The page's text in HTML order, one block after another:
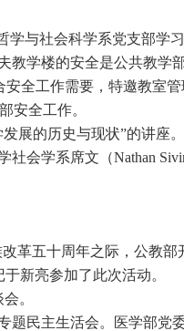
与社会科学系党支部学
教学楼的安全是公共教学
全工作需要，特邀教室
安全工作。
展的历史与现状”的讲座。
会学系席文（Nathan
革五十周年之际，公教部
新亮参加了此次活动。
。
题民主生活会。医学部党